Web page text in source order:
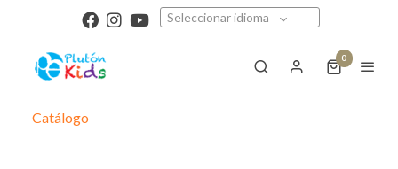
Seleccionar idioma
0
Catálogo